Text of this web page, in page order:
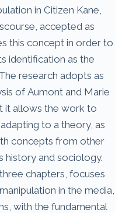
in Citizen Kane,
accepted as
this concept in order to
identification as the
research adopts as
of Aumont and Marie
it allows the work to
to a theory, as
concepts from other
history and sociology.
chapters, focuses
in the media,
with the fundamental